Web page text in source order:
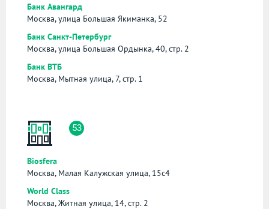
Банк Авангард
Москва, улица Большая Якиманка, 52
Банк Санкт-Петербург
Москва, улица Большая Ордынка, 40, стр. 2
Банк ВТБ
Москва, Мытная улица, 7, стр. 1
53
Biosfera
Москва, Малая Калужская улица, 15с4
World Class
Москва, Житная улица, 14, стр. 2